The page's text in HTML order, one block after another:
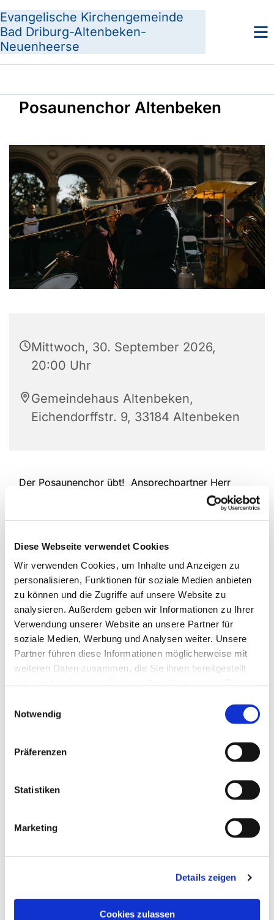
Diese Webseite verwendet Cookies
Wir verwenden Cookies, um Inhalte und Anzeigen zu
personalisieren, Funktionen für soziale Medien anbieten
zu können und die Zugriffe auf unsere Website zu
analysieren. Außerdem geben wir Informationen zu Ihrer
Verwendung unserer Website an unsere Partner für
soziale Medien, Werbung und Analysen weiter. Unsere
Partner führen diese Informationen möglicherweise mit
weiteren Daten zusammen, die Sie ihnen bereitgestellt
Notwendig
Präferenzen
Statistiken
Marketing
Details zeigen
Cookies zulassen
Evangelische Kirchengemeinde
Bad Driburg-Altenbeken-
Neuenheerse
Posaunenchor Altenbeken
Mittwoch, 30. September 2026,
20:00 Uhr
Gemeindehaus Altenbeken,
Eichendorffstr. 9, 33184 Altenbeken
Der Posaunenchor übt! Ansprechpartner Herr
Dies könnte Sie auch